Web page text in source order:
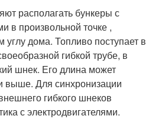
располагать бункеры с
в произвольной точке ,
дома. Топливо поступает в
гибкой трубе, в
шнек. Его длина может
выше. Для синхронизации
гибкого шнеков
с электродвигателями.